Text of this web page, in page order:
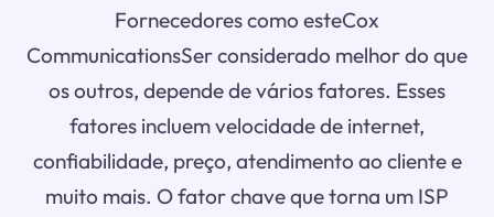
Fornecedores como esteCox
CommunicationsSer considerado melhor do que
os outros, depende de vários fatores. Esses
fatores incluem velocidade de internet,
confiabilidade, preço, atendimento ao cliente e
muito mais. O fator chave que torna um ISP